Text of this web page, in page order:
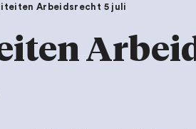
Arbeidsrecht 5 juli